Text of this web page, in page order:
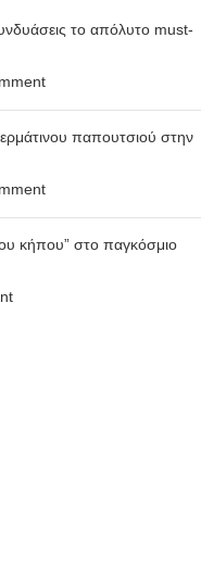
το απόλυτο must-
παπουτσιού στην
κήπου” στο παγκόσμιο